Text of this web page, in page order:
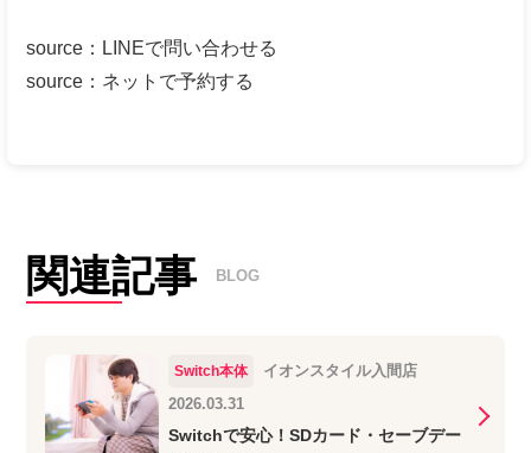
source ： LINEで問い合わせる
source ： ネットで予約する
関連記事 BLOG
Switch本体
イオンスタイル入間店
2026.03.31
Switchで安心！SDカード・セーブデー